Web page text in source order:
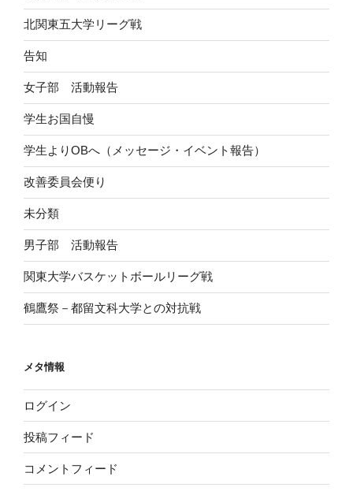
北関東五大学リーグ戦
告知
女子部 活動報告
学生お国自慢
学生よりOBへ（メッセージ・イベント報告）
改善委員会便り
未分類
男子部 活動報告
関東大学バスケットボールリーグ戦
鶴鷹祭－都留文科大学との対抗戦
メタ情報
ログイン
投稿フィード
コメントフィード